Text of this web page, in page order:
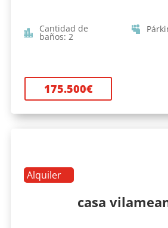
Cantidad de
baños: 2
175.500€
Alquiler
casa